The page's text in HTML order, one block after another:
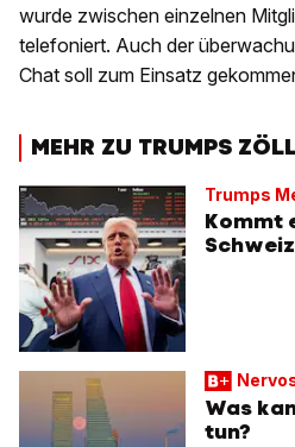
wurde zwischen einzelnen
telefoniert. Auch der
Chat soll zum Einsatz
MEHR ZU TRUMPS
Trumps
Kommt
Was
tun?